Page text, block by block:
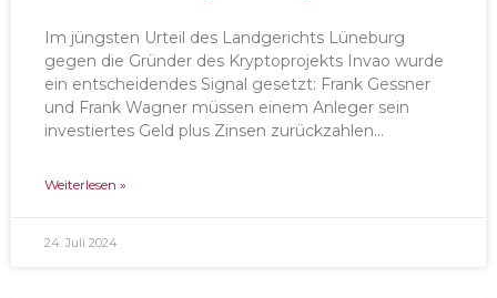
Im jüngsten Urteil des Landgerichts Lüneburg
gegen die Gründer des Kryptoprojekts Invao wurde
ein entscheidendes Signal gesetzt: Frank Gessner
und Frank Wagner müssen einem Anleger sein
investiertes Geld plus Zinsen zurückzahlen…
Weiterlesen »
24. Juli 2024